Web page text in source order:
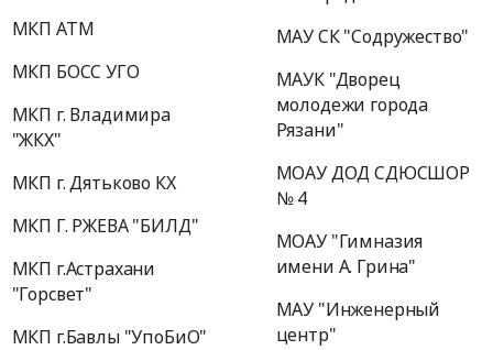
МКП АТМ
МКП БОСС УГО
МКП г. Владимира
"ЖКХ"
МКП г. Дятьково КХ
МКП Г. РЖЕВА "БИЛД"
МКП г.Астрахани
"Горсвет"
МКП г.Бавлы "УпоБиО"
МАУ СК "Содружество"
МАУК "Дворец
молодежи города
Рязани"
МОАУ ДОД СДЮСШОР
№ 4
МОАУ "Гимназия
имени А. Грина"
МАУ "Инженерный
центр"